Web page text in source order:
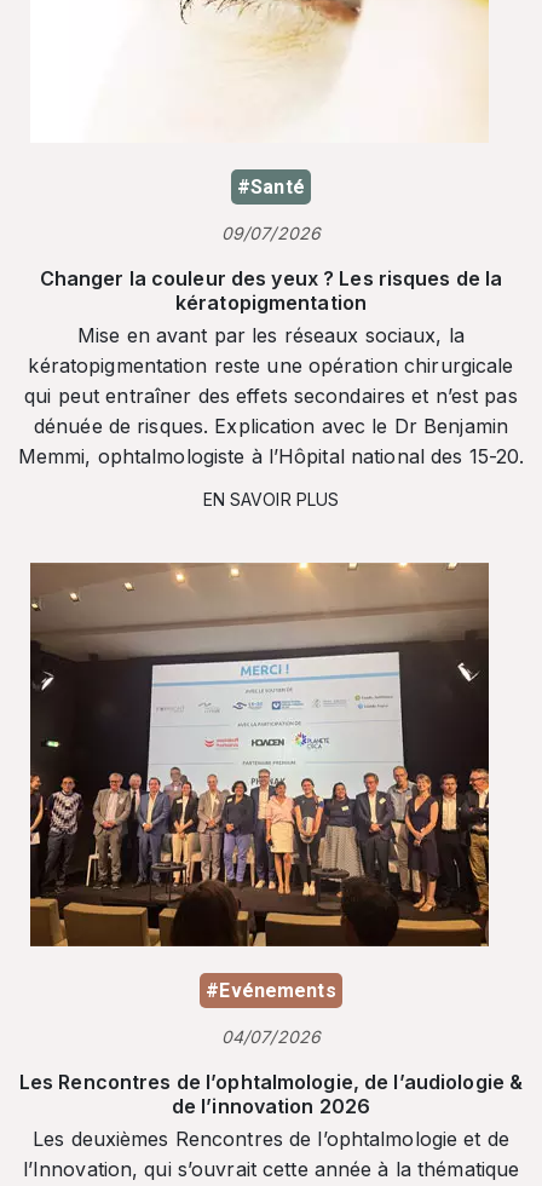
#Santé
09/07/2026
Changer la couleur des yeux ? Les risques de la
kératopigmentation
Mise en avant par les réseaux sociaux, la
kératopigmentation reste une opération chirurgicale
qui peut entraîner des effets secondaires et n’est pas
dénuée de risques. Explication avec le Dr Benjamin
Memmi, ophtalmologiste à l’Hôpital national des 15-20.
EN SAVOIR PLUS
#Evénements
04/07/2026
Les Rencontres de l’ophtalmologie, de l’audiologie &
de l’innovation 2026
Les deuxièmes Rencontres de l’ophtalmologie et de
l’Innovation, qui s’ouvrait cette année à la thématique